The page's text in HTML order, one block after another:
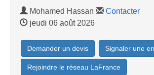
Mohamed Hassan
Contacter
jeudi 06 août 2026
Demander un devis Signaler une
Rejoindre le réseau LaFrance